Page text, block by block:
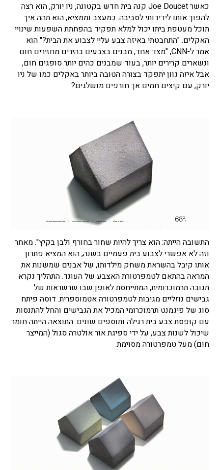
כאשר Joe Doucet קנה בית חדש בקטונה, ניו יורק, הוא רצה
להפוך אותו לידידותי לסביבה. כמעצב וממציא, הוא תהה איך
תוכל מעטפת ביתו יכול למלא תפקיד בהפחתת השפעות שינויי
האקלים. "התחבטתי באיזה צבע עליי לצבוע את הבית?" הוא
אמר ל-CNN, "מצד אחד, מבנים בצבעים בהירים מחזירים חום
ונשארים קרירים יותר, בעוד שמבנים כהים יותר סופגים חום,
אבל איזה גוון יתפקד בצורה הטובה ביותר באקלים כמו של ניו
יורק, עם קיצים חמים אך חורפים מושלגים?
התשובה הייתה: הוא צריך להיות שחור בחורף ולבן בקיץ". מאחר
וזה לא אפשרי לצבוע בית פעמיים בשנה, הוא המציא פתרון
אותו קיבל בהשראת משחק מילדותו, של אבנים שמשנות את
המראה בהתאם לטמפרטורת האצבע של העונד. התהליך נקרא
תגובה תרמוכרומית, המתייחסת לאופן שבו שרשראות של
גבישים נוזליים מגיבות לטמפרטורה אטמוספרית. דוסה פיתח
סוג של פיגמנט תרמוכרומי המכיל את הגבישים והחל להתנסות
עם קופסת צבע בית רגילה ותוספים שונים. התוצאה הייתה חומר
שיכול לשנות צבע, על ידי ספיגת אור אולטרה סגול (המייצר
חום) מעל טמפרטורה מסוימת.